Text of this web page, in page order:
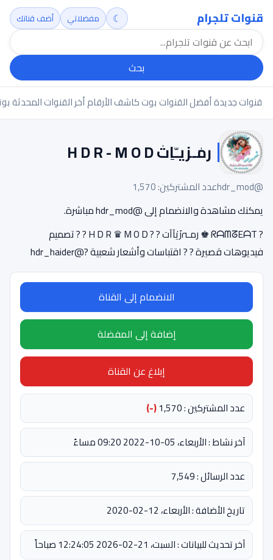
قنوات تلجرام
بحث
☾ مفضلاتي أضف قناتك
قنوات جديدةأفضل القنواتبوت كاشف الأرقامأخر القنوات المحدثة
رمٰـزيـّاِتٰ H D R - M O D
@hdr_mod
عدد المشتركين: 1,570
يمكنك مشاهدة والانضمام إلى @hdr_mod مباشرة.
? ᖇᗩᗰᘔEᗩT ♚ رمـﮧزَيٰآآت ? ? H D R ♛ M O D ?‏ ? تصميم
فيديوهات قصيرة ?‏ ? اقتباسات وأشعار شعبية ?@hdr_haider
الانضمام إلى القناة
إضافة إلى المفضلة
إبلاغ عن القناة
عدد المشتركين : 1,570
(-)
آخر نشاط : الأربعاء، 05-10-2022 09:20 مساءً
عدد الرسائل : 7,549
تاريخ الأضافة : الأربعاء، 12-02-2020
آخر تحديث للبيانات : السبت، 21-02-2026 12:24:05 صباحاً